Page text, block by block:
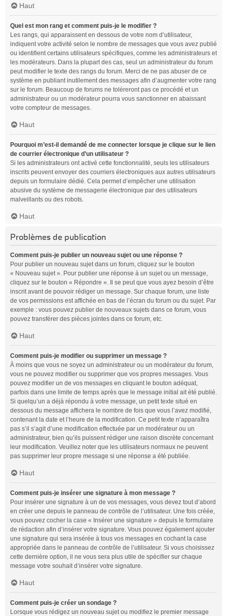
Haut
Quel est mon rang et comment puis-je le modifier ?
Les rangs, qui apparaissent en dessous de votre nom d’utilisateur,
indiquent votre activité selon le nombre de messages que vous avez publié
ou identifient certains utilisateurs spécifiques, comme les administrateurs et
les modérateurs. Dans la plupart des cas, seul un administrateur du forum
peut modifier le texte des rangs du forum. Merci de ne pas abuser de ce
système en publiant inutilement des messages afin d’augmenter votre rang
sur le forum. Beaucoup de forums ne toléreront pas ce procédé et un
administrateur ou un modérateur pourra vous sanctionner en abaissant
votre compteur de messages.
Haut
Pourquoi m’est-il demandé de me connecter lorsque je clique sur le lien
de courrier électronique d’un utilisateur ?
Si les administrateurs ont activé cette fonctionnalité, seuls les utilisateurs
inscrits peuvent envoyer des courriers électroniques aux autres utilisateurs
depuis un formulaire dédié. Cela permet d’empêcher une utilisation
abusive du système de messagerie électronique par des utilisateurs
malveillants ou des robots.
Haut
Problèmes de publication
Comment puis-je publier un nouveau sujet ou une réponse ?
Pour publier un nouveau sujet dans un forum, cliquez sur le bouton
« Nouveau sujet ». Pour publier une réponse à un sujet ou un message,
cliquez sur le bouton « Répondre ». Il se peut que vous ayez besoin d’être
inscrit avant de pouvoir rédiger un message. Sur chaque forum, une liste
de vos permissions est affichée en bas de l’écran du forum ou du sujet. Par
exemple : vous pouvez publier de nouveaux sujets dans ce forum, vous
pouvez transférer des pièces jointes dans ce forum, etc.
Haut
Comment puis-je modifier ou supprimer un message ?
À moins que vous ne soyez un administrateur ou un modérateur du forum,
vous ne pouvez modifier ou supprimer que vos propres messages. Vous
pouvez modifier un de vos messages en cliquant le bouton adéquat,
parfois dans une limite de temps après que le message initial ait été publié.
Si quelqu’un a déjà répondu à votre message, un petit texte situé en
dessous du message affichera le nombre de fois que vous l’avez modifié,
contenant la date et l’heure de la modification. Ce petit texte n’apparaîtra
pas s’il s’agit d’une modification effectuée par un modérateur ou un
administrateur, bien qu’ils puissent rédiger une raison discrète concernant
leur modification. Veuillez noter que les utilisateurs normaux ne peuvent
pas supprimer leur propre message si une réponse a été publiée.
Haut
Comment puis-je insérer une signature à mon message ?
Pour insérer une signature à un de vos messages, vous devez tout d’abord
en créer une depuis le panneau de contrôle de l’utilisateur. Une fois créée,
vous pouvez cocher la case « Insérer une signature » depuis le formulaire
de rédaction afin d’insérer votre signature. Vous pouvez également ajouter
une signature qui sera insérée à tous vos messages en cochant la case
appropriée dans le panneau de contrôle de l’utilisateur. Si vous choisissez
cette dernière option, il ne vous sera plus utile de spécifier sur chaque
message votre souhait d’insérer votre signature.
Haut
Comment puis-je créer un sondage ?
Lorsque vous rédigez un nouveau sujet ou modifiez le premier message